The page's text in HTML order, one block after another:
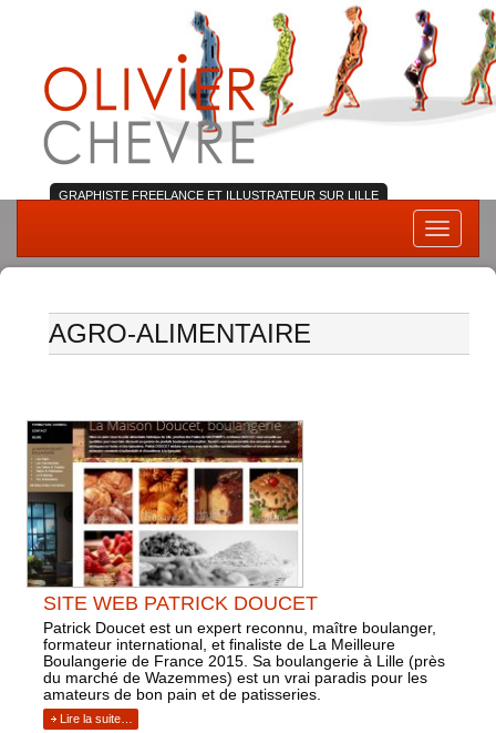
GRAPHISTE FREELANCE ET ILLUSTRATEUR SUR LILLE
content
Toggle
AGRO-ALIMENTAIRE
SITE WEB PATRICK DOUCET
Patrick Doucet est un expert reconnu, maître boulanger,
formateur international, et finaliste de La Meilleure
Boulangerie de France 2015. Sa boulangerie à Lille (près
du marché de Wazemmes) est un vrai paradis pour les
amateurs de bon pain et de patisseries.
Lire la suite…